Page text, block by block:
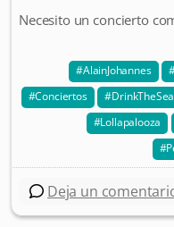
Necesito un concierto
AlainJohannes
Conciertos
DrinkTheSea
Lollapalooza
Deja un